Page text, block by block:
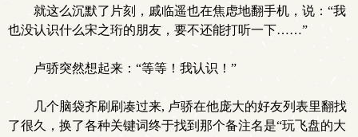
就这么沉默了片刻，戚临遥也在焦虑地翻手机，说：“我
也没认识什么宋之珩的朋友，要不还能打听一下……”
卢骄突然想起来：“等等！我认识！”
几个脑袋齐刷刷凑过来, 卢骄在他庞大的好友列表里翻找
了很久，换了各种关键词终于找到那个备注名是“玩飞盘的大